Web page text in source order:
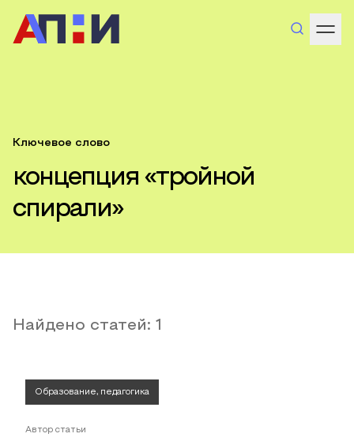
Ключевое слово
концепция «тройной
спирали»
Найдено статей: 1
Образование, педагогика
Автор статьи